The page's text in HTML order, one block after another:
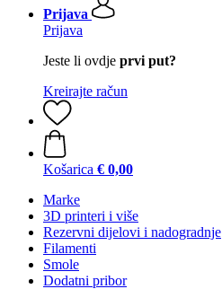
Prijava
Prijava
Jeste li ovdje prvi put?
Kreirajte račun
Košarica € 0,00
Marke
3D printeri i više
Rezervni dijelovi i nadogradnje
Filamenti
Smole
Dodatni pribor